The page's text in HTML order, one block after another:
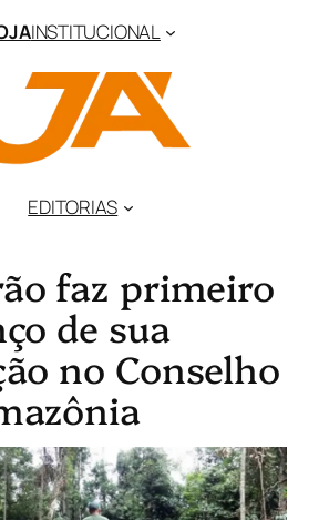
INSTITUCIONAL
EDITORIAS
faz primeiro
de sua
no Conselho